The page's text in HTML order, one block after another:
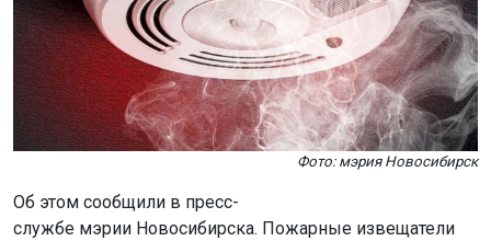
Фото: мэрия Новосибирск
Об этом сообщили в пресс-
службе мэрии Новосибирска. Пожарные извещатели